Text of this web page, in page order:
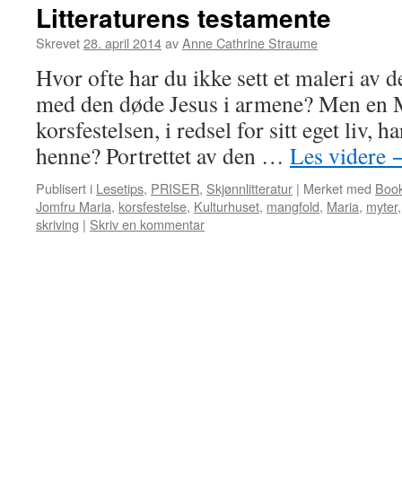
Litteraturens testamente
Skrevet28. april 2014avAnne Cathrine Straume
Hvor ofte har du ikke sett et maleri av
med den døde Jesus i armene? Men
korsfestelsen, i redsel for sitt eget liv,
henne? Portrettet av den … Les videre
Publisert i Lesetips, PRISER, Skjønnlitteratur | Merket med
Jomfru Maria, korsfestelse, Kulturhuset, mangfold, Maria, myter
skriving | Skriv en kommentar